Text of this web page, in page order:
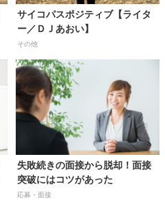
サイコパスポジティブ【ライタ
ー／ＤＪあおい】
その他
失敗続きの面接から脱却！面接
突破にはコツがあった
応募・面接